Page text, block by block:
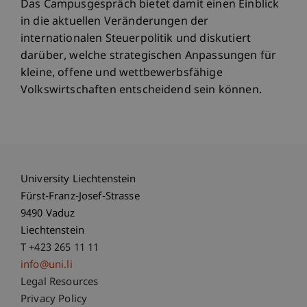
Das Campusgespräch bietet damit einen Einblick
in die aktuellen Veränderungen der
internationalen Steuerpolitik und diskutiert
darüber, welche strategischen Anpassungen für
kleine, offene und wettbewerbsfähige
Volkswirtschaften entscheidend sein können.
University Liechtenstein
Fürst-Franz-Josef-Strasse
9490 Vaduz
Liechtenstein
T +423 265 11 11
info@uni.li
Fußzeile Rechtliche Hinweise
Legal Resources
Privacy Policy